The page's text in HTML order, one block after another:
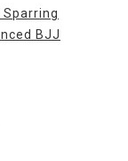
BJJ